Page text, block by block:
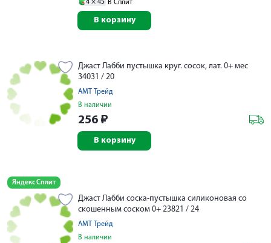
4 × 45 В Сплит
В корзину
Джаст Лабби пустышка круг. сосок, лат. 0+ мес
34031 / 20
АМТ Трейд
В наличии
256 ₽
В корзину
Яндекс Сплит
Джаст Лабби соска-пустышка силиконовая со
скошенным соском 0+ 23821 / 24
АМТ Трейд
В наличии